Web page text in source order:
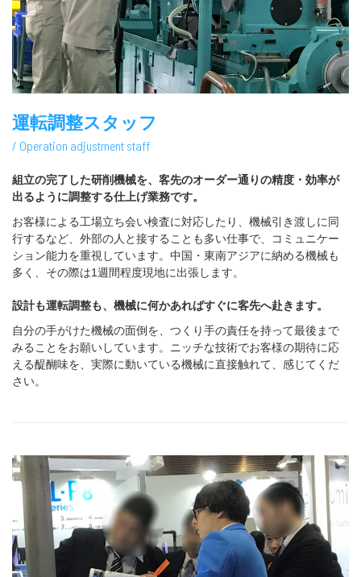
運転調整スタッフ
/ Operation adjustment staff
組立の完了した研削機械を、客先のオーダー通りの精度・効率が
出るように調整する仕上げ業務です。
お客様による工場立ち会い検査に対応したり、機械引き渡しに同
行するなど、外部の人と接することも多い仕事で、コミュニケー
ション能力を重視しています。中国・東南アジアに納める機械も
多く、その際は1週間程度現地に出張します。
設計も運転調整も、機械に何かあればすぐに客先へ赴きます。
自分の手がけた機械の面倒を、つくり手の責任を持って最後まで
みることをお願いしています。ニッチな技術でお客様の期待に応
える醍醐味を、実際に動いている機械に直接触れて、感じてくだ
さい。